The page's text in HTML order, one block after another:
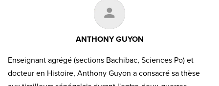
ANTHONY GUYON
Enseignant agrégé (sections Bachibac, Sciences Po) et
docteur en Histoire, Anthony Guyon a consacré sa thèse